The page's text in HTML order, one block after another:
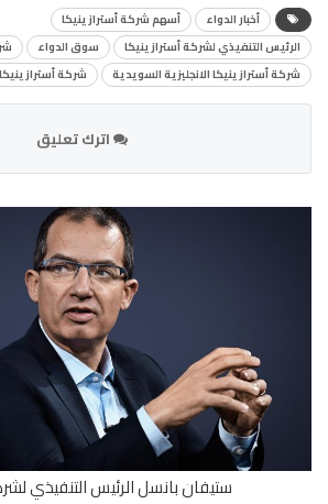
أخبار الدواء
أسهم شركة أسترازينيكا
الرئيس التنفيذي لشركة أسترازينيكا
سوق الدواء
شركة أسترازينيكا الانجليزية السويدية
شركة
اترك تعليق
ستيفان بانسل الرئيس التنفيذي